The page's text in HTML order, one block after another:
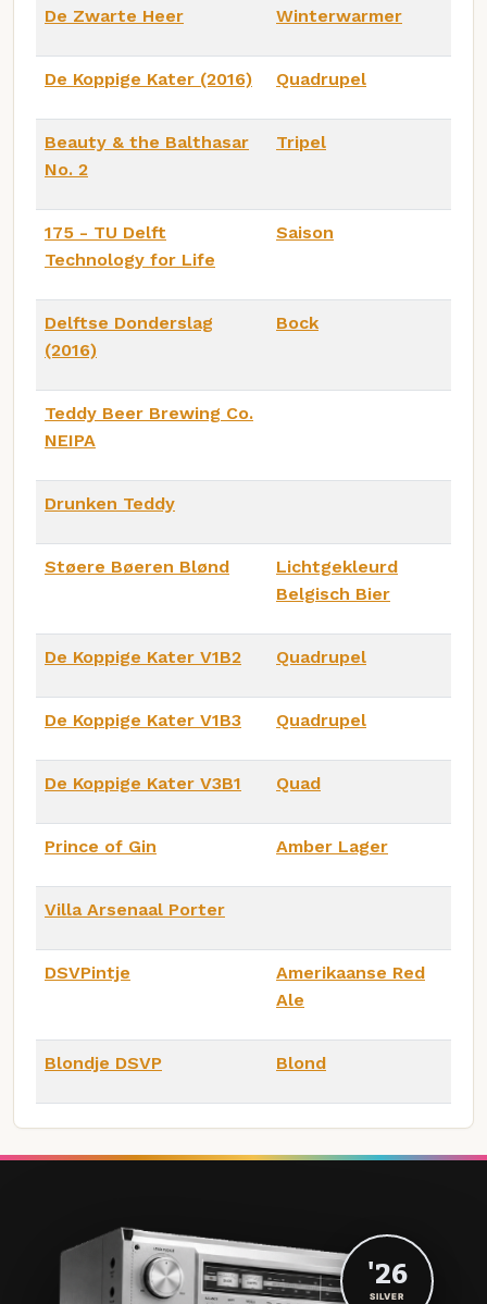
De Zwarte Heer Winterwarmer
De Koppige Kater (2016) Quadrupel
Beauty & the Balthasar
No. 2
Tripel
175 - TU Delft
Technology for Life
Saison
Delftse Donderslag
(2016)
Bock
Teddy Beer Brewing Co.
NEIPA
Drunken Teddy
Støere Bøeren Blønd
Lichtgekleurd
Belgisch Bier
De Koppige Kater V1B2 Quadrupel
De Koppige Kater V1B3 Quadrupel
De Koppige Kater V3B1 Quad
Prince of Gin Amber Lager
Villa Arsenaal Porter
DSVPintje
Amerikaanse Red
Ale
Blondje DSVP Blond
'26
SILVER